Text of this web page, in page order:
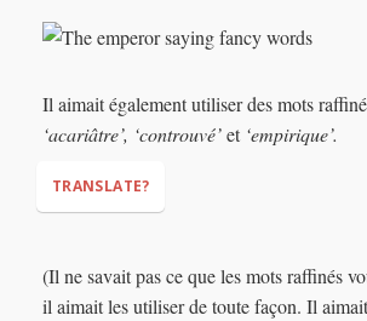
Il aimait également utiliser des mots
‘acariâtre’, ‘controuvé’et ‘empirique’.
TRANSLATE?
spurious’,
empirical’
(Il ne savait pas ce que les mots raffinés
il aimait les utiliser de toute façon. Il